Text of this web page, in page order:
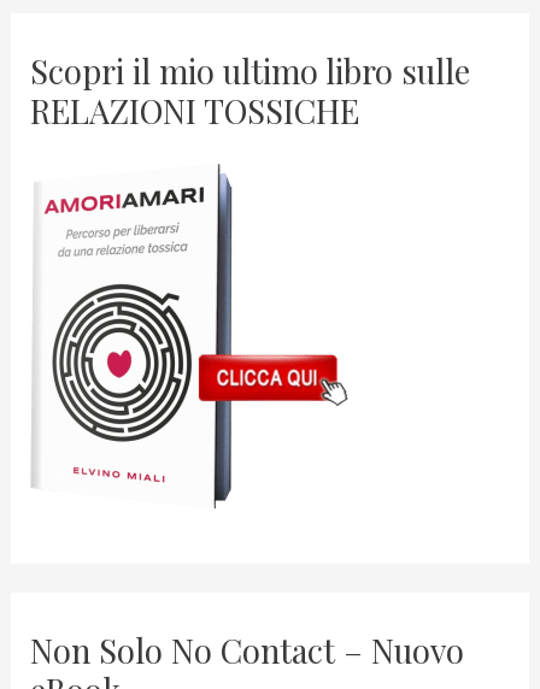
Scopri il mio ultimo libro sulle
RELAZIONI TOSSICHE
Non Solo No Contact – Nuovo